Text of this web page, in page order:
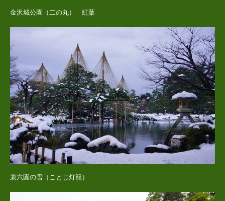
金沢城公園（二の丸） 紅葉
兼六園の雪（ことじ灯籠）